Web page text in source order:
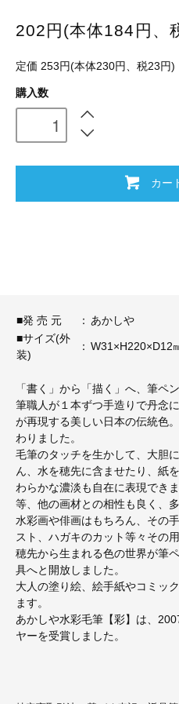
202円(本体184円、
定価 253円(本体230円、税23円)
購入数
カー
■発 売 元 ： あかしや
■サイズ(外
装)
： W31×H220×D12
「書く」から「描く」へ、筆ペ
筆職人が１本ずつ手造りで丹念
が再現する美しい日本の伝統色
わりました。
毛筆のタッチを生かして、大胆
ん、水を穂先に含ませたり、紙
わらかな濃淡も自在に表現でき
等、他の画材との相性も良く、
水彩画や俳画はもちろん、その
スト、ハガキのカット等々その
穂先から生まれる色の世界が筆
具へと開放しました。
大人の塗り絵、絵手紙やコミッ
ます。
あかしや水彩毛筆【彩】は、
ヤーを受賞しました。